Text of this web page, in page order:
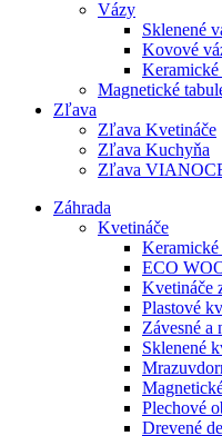
Vázy
Sklenené
Kovové
Magnetické
Zľava
Zľava Kvetináče
Zľava Kuchyňa
Zľava
Záhrada
Kvetináče
ECO
Kvetináče
Plastové
Závesné a
Sklenené
Plechové
Drevené